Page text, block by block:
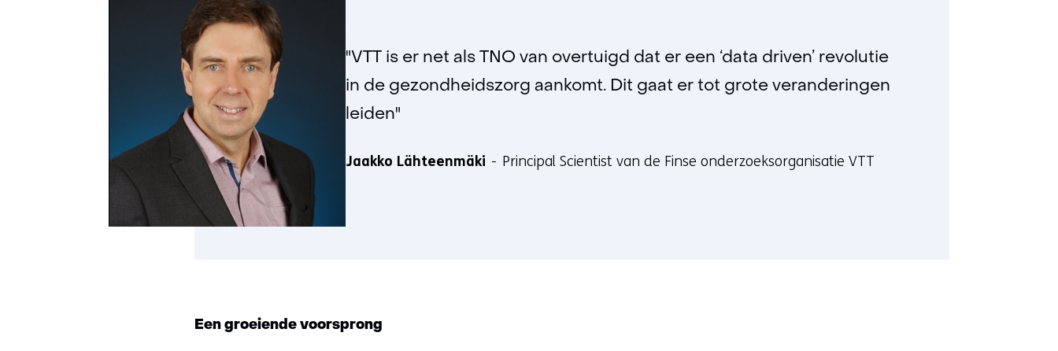
"VTT is er net als TNO van overtuigd dat er een ‘data driven’ revolutie
in de gezondheidszorg aankomt. Dit gaat er tot grote veranderingen
leiden"
Jaakko Lähteenmäki Principal Scientist van de Finse onderzoeksorganisatie VTT
Een groeiende voorsprong